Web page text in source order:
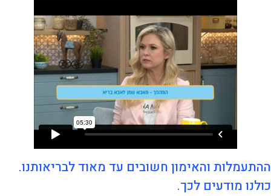
ההתעמלות והאימון חשובים עד מאוד לבריאותנו.
כולנו מודעים לכך.